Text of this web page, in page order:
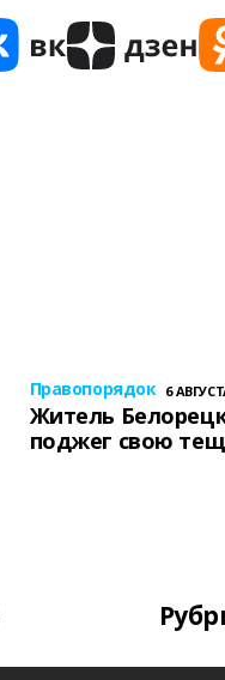
Правопорядок 6
Житель
поджег свою